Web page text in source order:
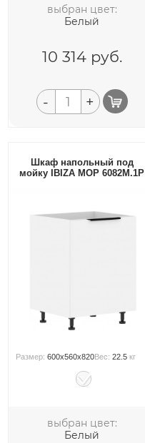
выбран цвет:
Белый
10 314руб.
- +
Шкаф напольный под
мойку IBIZA MOP 6082M.1P
Размер:600x560x820Вес:22.5 кг
выбран цвет:
Белый